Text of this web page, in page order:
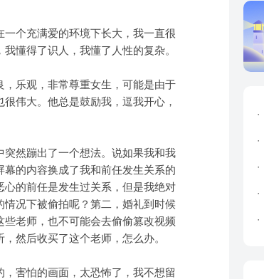
个充满爱的环境下长大，我一直很
懂得了识人，我懂了人性的复杂。
乐观，非常尊重女生，可能是由于
伟大。他总是鼓励我，逗我开心，
然蹦出了一个想法。说如果我和我
的内容换成了我和前任发生关系的
的前任是发生过关系，但是我绝对
况下被偷拍呢？第二，婚礼到时候
老师，也不可能会去偷偷篡改视频
然后收买了这个老师，怎么办。
害怕的画面，太恐怖了，我不想留